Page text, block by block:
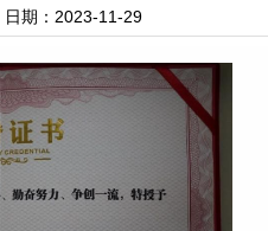
期：2023-11-29